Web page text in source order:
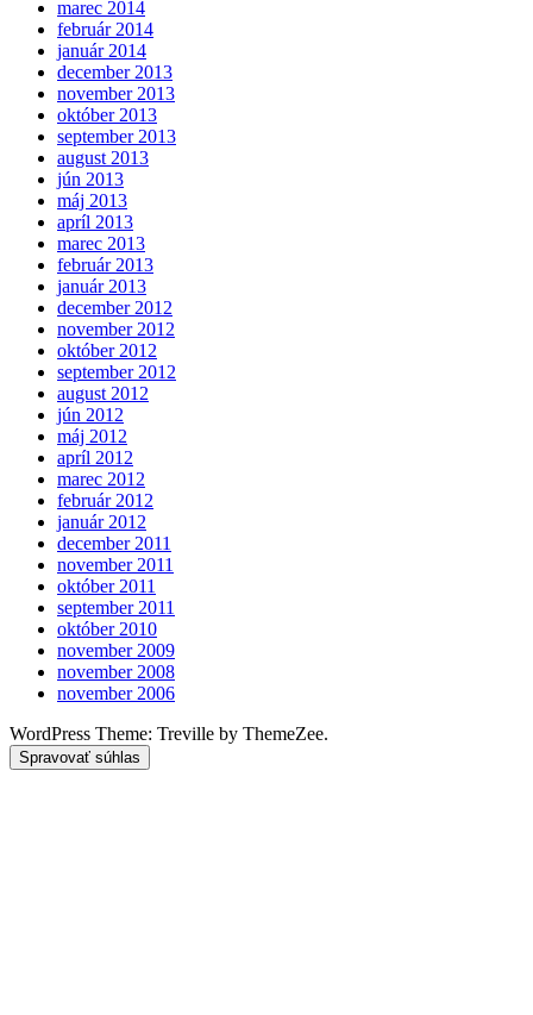
marec 2014
február 2014
január 2014
december 2013
november 2013
október 2013
september 2013
august 2013
jún 2013
máj 2013
apríl 2013
marec 2013
február 2013
január 2013
december 2012
november 2012
október 2012
september 2012
august 2012
jún 2012
máj 2012
apríl 2012
marec 2012
február 2012
január 2012
december 2011
november 2011
október 2011
september 2011
október 2010
november 2009
november 2008
november 2006
WordPress Theme: Treville by ThemeZee.
Spravovať súhlas